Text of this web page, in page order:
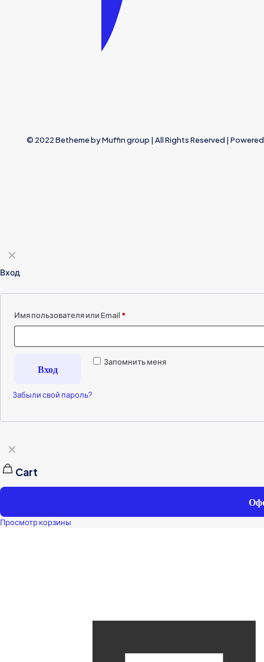
© 2022 Betheme byMuffin group | All Rights Reserved |
✕
Вход
Имя пользователя или Email *
Запомнить меня
Вход
Забыли свой пароль?
✕
Cart
Просмотр корзины